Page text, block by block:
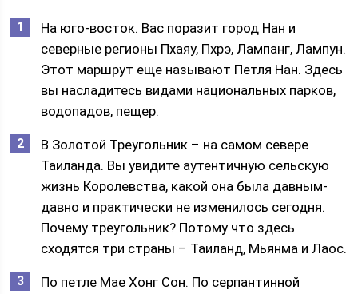
На юго-восток. Вас поразит город Нан и
северные регионы Пхаяу, Пхрэ, Лампанг, Лампун.
Этот маршрут еще называют Петля Нан. Здесь
вы насладитесь видами национальных парков,
водопадов, пещер.
В Золотой Треугольник – на самом севере
Таиланда. Вы увидите аутентичную сельскую
жизнь Королевства, какой она была давным-
давно и практически не изменилось сегодня.
Почему треугольник? Потому что здесь
сходятся три страны – Таиланд, Мьянма и Лаос.
По петле Мае Хонг Сон. По серпантинной